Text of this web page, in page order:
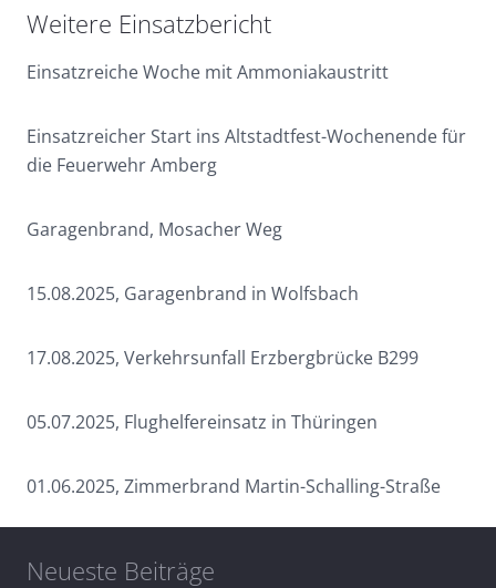
Weitere Einsatzbericht
Einsatzreiche Woche mit Ammoniakaustritt
Einsatzreicher Start ins Altstadtfest-Wochenende für
die Feuerwehr Amberg
Garagenbrand, Mosacher Weg
15.08.2025, Garagenbrand in Wolfsbach
17.08.2025, Verkehrsunfall Erzbergbrücke B299
05.07.2025, Flughelfereinsatz in Thüringen
01.06.2025, Zimmerbrand Martin-Schalling-Straße
Neueste Beiträge